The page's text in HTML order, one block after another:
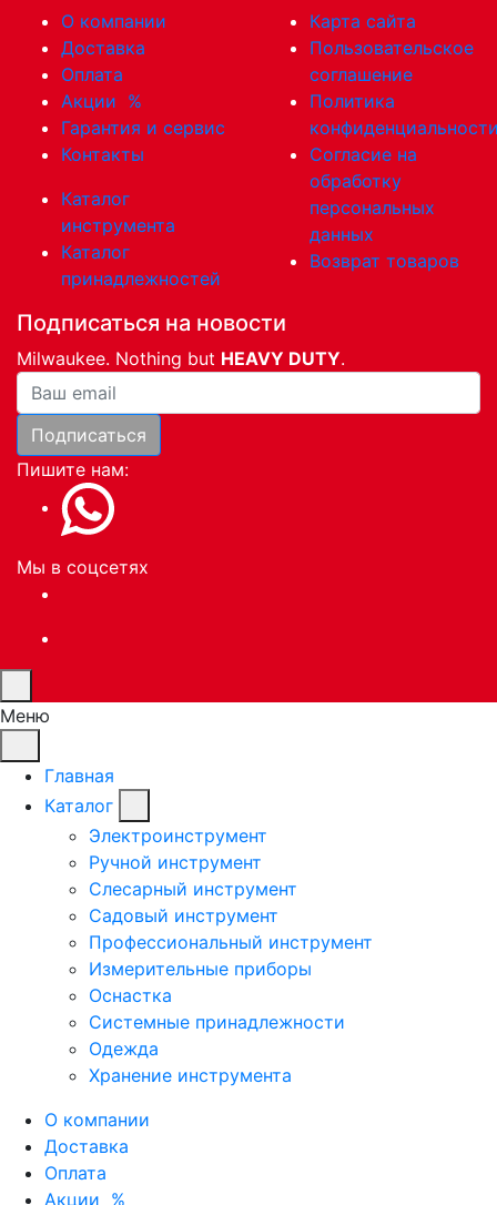
О компании
Доставка
Оплата
Акции %
Гарантия и сервис
Контакты
Каталог
инструмента
Каталог
принадлежностей
Карта сайта
Пользовательское
соглашение
Политика
Согласие на
обработку
персональных
данных
Возврат товаров
Подписаться на новости
Milwaukee. Nothing but HEAVY DUTY.
Ваша почта
Подписаться
Пишите нам:
Мы в соцсетях
Меню
Главная
Каталог
Электроинструмент
Ручной инструмент
Слесарный инструмент
Садовый инструмент
Профессиональный инструмент
Измерительные приборы
Оснастка
Системные принадлежности
Одежда
Хранение инструмента
О компании
Доставка
Оплата
Акции %